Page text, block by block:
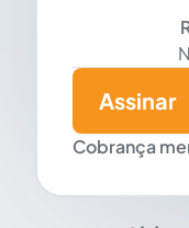
Cobrança
Assinar